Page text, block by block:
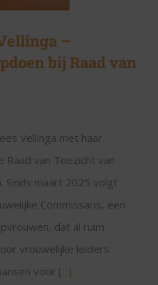
–
bij Raad van
Vellinga met haar
van Toezicht van
Sinds maart 2025 volgt
Commissaris, een
dat al ruim
vrouwelijke leiders
voor [...]